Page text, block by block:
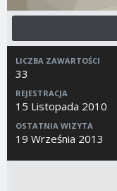
LICZBA ZAWARTOŚCI
33
REJESTRACJA
15 Listopada 2010
OSTATNIA WIZYTA
19 Września 2013